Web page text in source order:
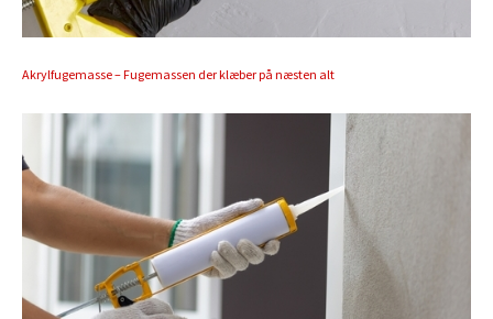
Akrylfugemasse – Fugemassen der klæber på næsten alt